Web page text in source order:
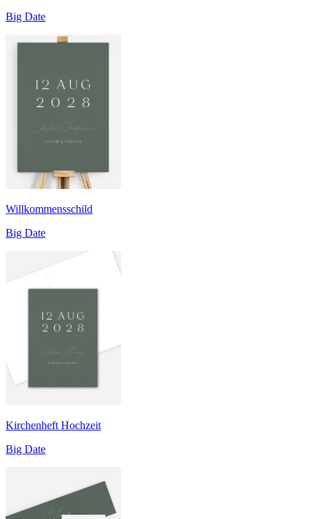
Big Date
Willkommensschild
Big Date
Kirchenheft Hochzeit
Big Date